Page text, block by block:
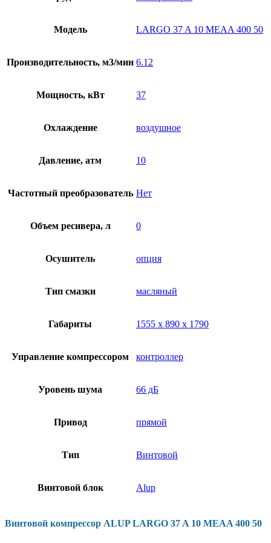
Модель LARGO 37 A 10 MEAA 400 50
Производительность, м3/мин 6.12
Мощность, кВт 37
Охлаждение воздушное
Давление, атм 10
Частотный преобразователь Нет
Объем ресивера, л 0
Осушитель опция
Тип смазки масляный
Габариты 1555 х 890 х 1790
Управление компрессором контроллер
Уровень шума 66 дБ
Привод прямой
Тип Винтовой
Винтовой блок Alup
Винтовой компрессор ALUP LARGO 37 A 10 MEAA 400 50